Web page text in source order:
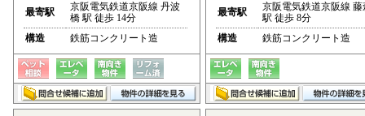
最寄駅
京阪電気鉄道京阪線 丹波
橋 駅 徒歩 14分
構造
鉄筋コンクリート造
最寄駅
京阪電気鉄道京阪線 藤
駅 徒歩 8分
構造
鉄筋コンクリート造